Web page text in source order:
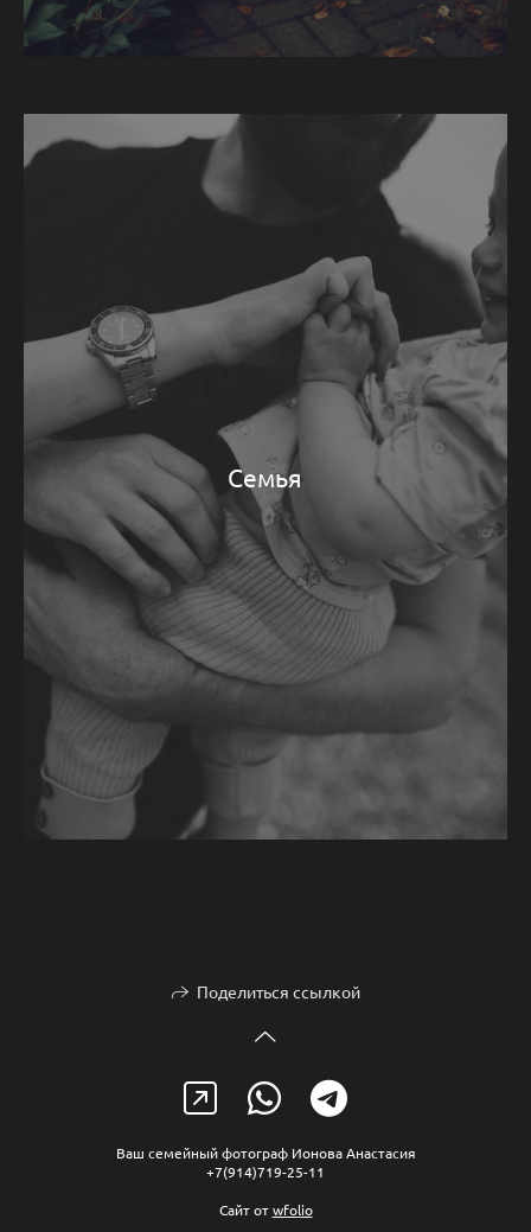
Семья
Поделиться ссылкой
Ваш семейный фотограф Ионова Анастасия
+7(914)719-25-11
Сайт отwfolio